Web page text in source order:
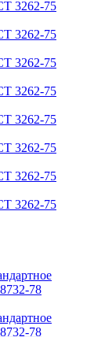
3262-75
3262-75
3262-75
3262-75
3262-75
3262-75
3262-75
3262-75
78
78